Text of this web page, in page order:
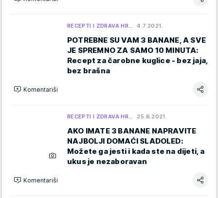
RECEPTI I ZDRAVA HR… 4.7.2021.
POTREBNE SU VAM 3 BANANE, A SVE
JE SPREMNO ZA SAMO 10 MINUTA:
Recept za čarobne kuglice - bez jaja,
bez brašna
Komentariši
RECEPTI I ZDRAVA HR… 25.6.2021.
AKO IMATE 3 BANANE NAPRAVITE
NAJBOLJI DOMAĆI SLADOLED:
Možete ga jesti i kada ste na dijeti, a
ukus je nezaboravan
Komentariši